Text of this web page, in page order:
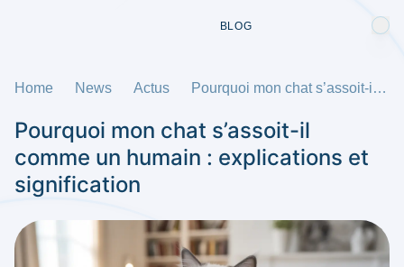
BLOG
Home News Actus Pourquoi mon chat s’assoit-il comme un humain : explications et signification
Pourquoi mon chat s’assoit-il
comme un humain : explications et
signification